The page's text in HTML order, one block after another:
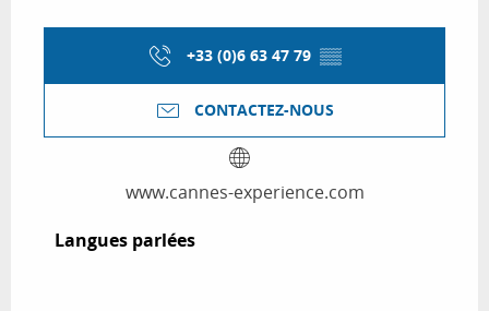
+33 (0)6 63 47 79 ▒▒
CONTACTEZ-NOUS
www.cannes-experience.com
Langues parlées
Langues parlées